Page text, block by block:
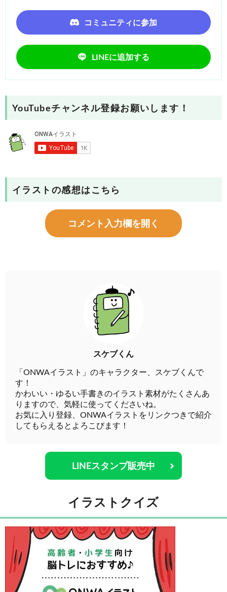
コミュニティに参加
LINEに追加する
YouTubeチャンネル登録お願いします！
イラストの感想はこちら
コメント入力欄を開く
スケブくん
「ONWAイラスト」のキャラクター、スケブくんで
す！
かわいい・ゆるい手書きのイラスト素材がたくさんあ
りますので、気軽に使ってくださいね。
お気に入り登録、ONWAイラストをリンクつきで紹介
してもらえるとよろこびます！
LINEスタンプ販売中
イラストクイズ